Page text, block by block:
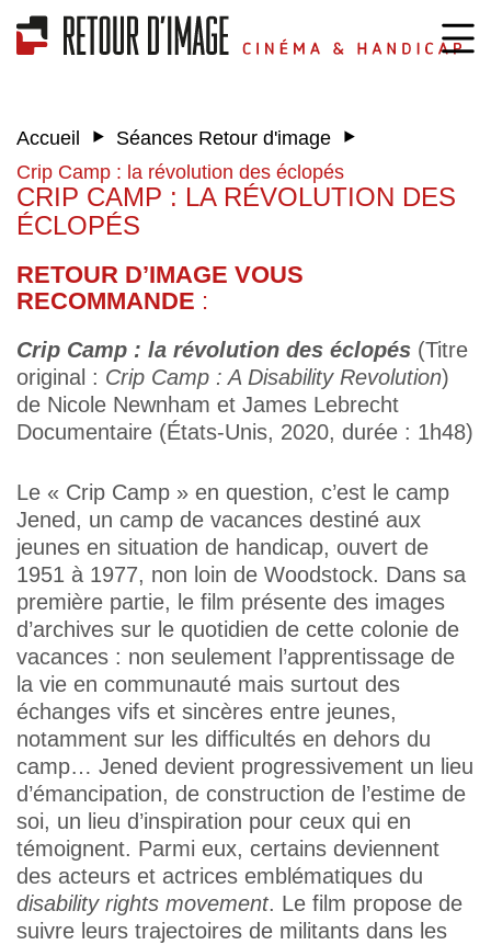
Accueil ‣ Séances Retour d'image ‣
Crip Camp : la révolution des éclopés
CRIP CAMP : LA RÉVOLUTION DES
ÉCLOPÉS
RETOUR D’IMAGE VOUS
RECOMMANDE :
Crip Camp : la révolution des éclopés (Titre
original : Crip Camp : A Disability Revolution)
de Nicole Newnham et James Lebrecht
Documentaire (États-Unis, 2020, durée : 1h48)
Le « Crip Camp » en question, c’est le camp
Jened, un camp de vacances destiné aux
jeunes en situation de handicap, ouvert de
1951 à 1977, non loin de Woodstock. Dans sa
première partie, le film présente des images
d’archives sur le quotidien de cette colonie de
vacances : non seulement l’apprentissage de
la vie en communauté mais surtout des
échanges vifs et sincères entre jeunes,
notamment sur les difficultés en dehors du
camp… Jened devient progressivement un lieu
d’émancipation, de construction de l’estime de
soi, un lieu d’inspiration pour ceux qui en
témoignent. Parmi eux, certains deviennent
des acteurs et actrices emblématiques du
disability rights movement. Le film propose de
suivre leurs trajectoires de militants dans les